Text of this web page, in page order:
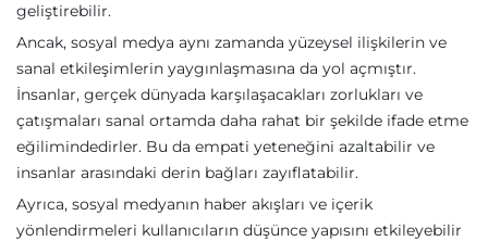
geliştirebilir.
Ancak, sosyal medya aynı zamanda yüzeysel ilişkilerin ve
sanal etkileşimlerin yaygınlaşmasına da yol açmıştır.
İnsanlar, gerçek dünyada karşılaşacakları zorlukları ve
çatışmaları sanal ortamda daha rahat bir şekilde ifade etme
eğilimindedirler. Bu da empati yeteneğini azaltabilir ve
insanlar arasındaki derin bağları zayıflatabilir.
Ayrıca, sosyal medyanın haber akışları ve içerik
yönlendirmeleri kullanıcıların düşünce yapısını etkileyebilir